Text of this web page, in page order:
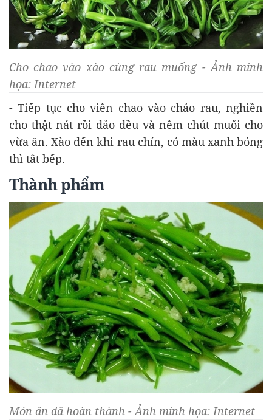
Cho chao vào xào cùng rau muống - Ảnh minh
họa: Internet
- Tiếp tục cho viên chao vào chảo rau, nghiền
cho thật nát rồi đảo đều và nêm chút muối cho
vừa ăn. Xào đến khi rau chín, có màu xanh bóng
thì tắt bếp.
Thành phẩm
Món ăn đã hoàn thành - Ảnh minh họa: Internet